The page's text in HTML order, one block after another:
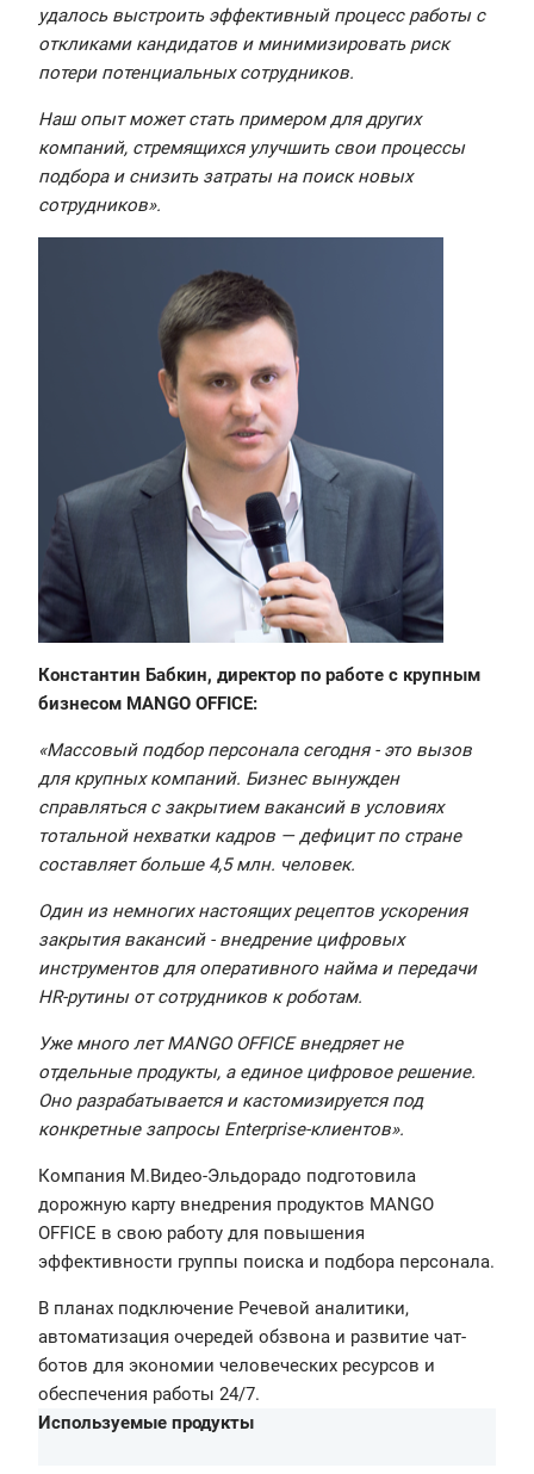
удалось выстроить эффективный процесс работы с
откликами кандидатов и минимизировать риск
потери потенциальных сотрудников.
Наш опыт может стать примером для других
компаний, стремящихся улучшить свои процессы
подбора и снизить затраты на поиск новых
сотрудников».
Константин Бабкин, директор по работе с крупным
бизнесом MANGO OFFICE:
«Массовый подбор персонала сегодня - это вызов
для крупных компаний. Бизнес вынужден
справляться с закрытием вакансий в условиях
тотальной нехватки кадров — дефицит по стране
составляет больше 4,5 млн. человек.
Один из немногих настоящих рецептов ускорения
закрытия вакансий - внедрение цифровых
инструментов для оперативного найма и передачи
HR-рутины от сотрудников к роботам.
Уже много лет MANGO OFFICE внедряет не
отдельные продукты, а единое цифровое решение.
Оно разрабатывается и кастомизируется под
конкретные запросы Enterprise-клиентов».
Компания М.Видео-Эльдорадо подготовила
дорожную карту внедрения продуктов MANGO
OFFICE в свою работу для повышения
эффективности группы поиска и подбора персонала.
В планах подключение Речевой аналитики,
автоматизация очередей обзвона и развитие чат-
ботов для экономии человеческих ресурсов и
обеспечения работы 24/7.
Используемые продукты